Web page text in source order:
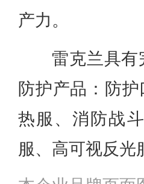
产力。
雷克兰具
防护产品：防
热服、消防战
服、高可视反光